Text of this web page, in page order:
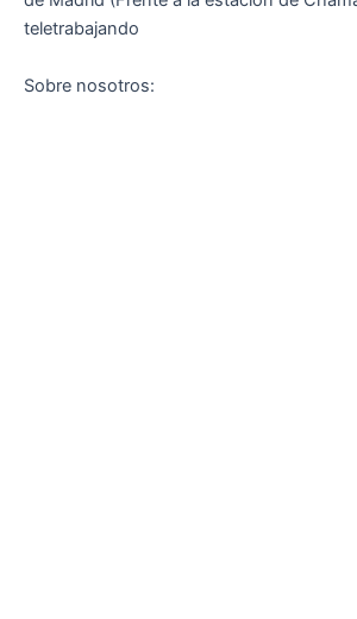
teletrabajando
Sobre nosotros: